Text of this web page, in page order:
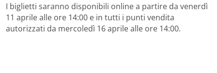
I biglietti saranno disponibili online a partire da venerdì
11 aprile alle ore 14:00 e in tutti i punti vendita
autorizzati da mercoledì 16 aprile alle ore 14:00.